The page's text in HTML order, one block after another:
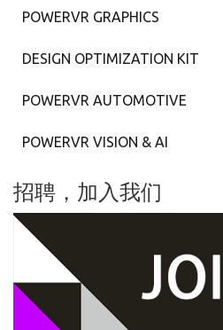
POWERVR GRAPHICS
DESIGN OPTIMIZATION KIT
POWERVR AUTOMOTIVE
POWERVR VISION & AI
招聘，加入我们